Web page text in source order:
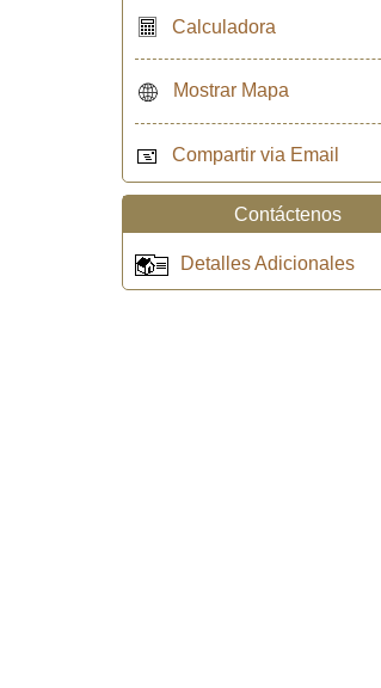
Calculadora
Mostrar Mapa
Compartir via Email
Contáctenos
Detalles Adicionales